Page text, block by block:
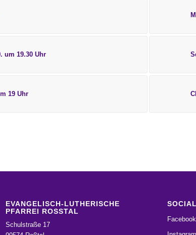
um 19.30 Uhr
19 Uhr
EVANGELISCH-LUTHERISCHE
PFARREI ROSSTAL
Schulstraße 17
Facebook